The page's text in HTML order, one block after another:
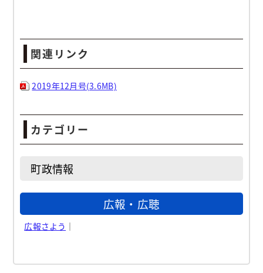
関連リンク
2019年12月号(3.6MB)
カテゴリー
町政情報
広報・広聴
広報さよう ｜